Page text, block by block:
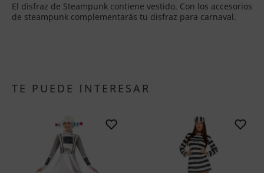
El disfraz de Steampunk contiene vestido. Con los accesorios
de steampunk complementarás tu disfraz para carnaval.
TE PUEDE INTERESAR